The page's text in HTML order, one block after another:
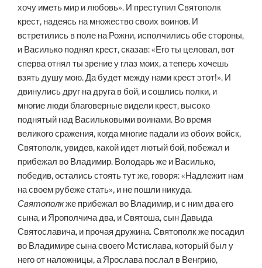
хочу иметь мир и любовь». И преступил Святополк
крест, надеясь на множество своих воинов. И
встретились в поле на Рожни, исполчились обе стороны,
и Василько поднял крест, сказав: «Его ты целовал, вот
сперва отнял ты зрение у глаз моих, а теперь хочешь
взять душу мою. Да будет между нами крест этот!». И
двинулись друг на друга в бой, и сошлись полки, и
многие люди благоверные видели крест, высоко
поднятый над Васильковыми воинами. Во время
великого сражения, когда многие падали из обоих войск,
Святополк, увидев, какой идет лютый бой, побежал и
прибежал во Владимир. Володарь же и Василько,
победив, остались стоять тут же, говоря: «Надлежит нам
на своем рубеже стать», и не пошли никуда.
Святополкже прибежал во Владимир, и с ним два его
сына, и Ярополчича два, и Святоша, сын Давыда
Святославича, и прочая дружина. Святополк же посадил
во Владимире сына своего Мстислава, который был у
него от наложницы, а Ярослава послал в Венгрию,